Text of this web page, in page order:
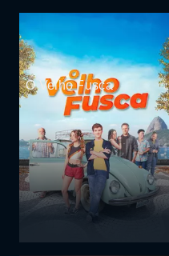
O Velho Fusca